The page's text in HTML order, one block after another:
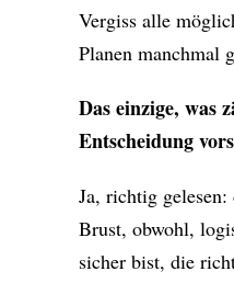
Vergiss alle
Planen manchmal
Das einzige, was
Entscheidung
Ja, richtig
Brust, obwohl,
sicher bist, die